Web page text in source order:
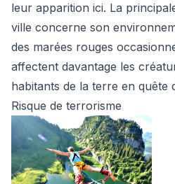
leur apparition ici. La
ville concerne son
des marées rouges
affectent davantage les
habitants de la terre en quête
Risque de terrorisme